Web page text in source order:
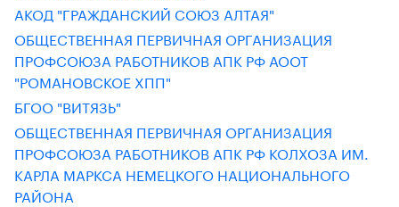
АКОД "ГРАЖДАНСКИЙ СОЮЗ АЛТАЯ"
ОБЩЕСТВЕННАЯ ПЕРВИЧНАЯ ОРГАНИЗАЦИЯ
ПРОФСОЮЗА РАБОТНИКОВ АПК РФ АООТ
"РОМАНОВСКОЕ ХПП"
БГОО "ВИТЯЗЬ"
ОБЩЕСТВЕННАЯ ПЕРВИЧНАЯ ОРГАНИЗАЦИЯ
ПРОФСОЮЗА РАБОТНИКОВ АПК РФ КОЛХОЗА ИМ.
КАРЛА МАРКСА НЕМЕЦКОГО НАЦИОНАЛЬНОГО
РАЙОНА